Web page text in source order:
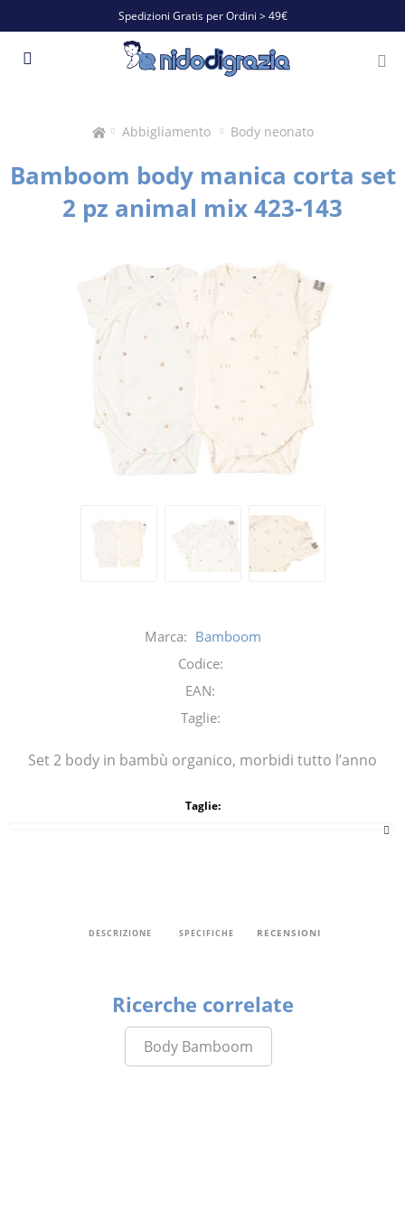
Spedizioni Gratis per Ordini > 49€
Abbigliamento Body neonato
Bamboom body manica corta set
2 pz animal mix 423-143
Marca: Bamboom
Codice:
EAN:
Taglie:
Set 2 body in bambù organico, morbidi tutto l’anno
Taglie:
DESCRIZIONE SPECIFICHE RECENSIONI
Ricerche correlate
Body Bamboom